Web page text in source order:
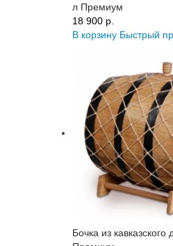
л Премиум
18 900 p.
В корзину Быстрый
Бочка из